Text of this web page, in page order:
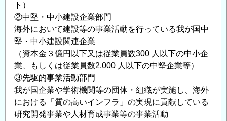
ト）
②中堅・中小建設企業部門
海外において建設等の事業活動を行っている我が国中
堅・中小建設関連企業
（資本金３億円以下又は従業員数300 人以下の中小企
業、もしくは従業員数2,000 人以下の中堅企業等）
③先駆的事業活動部門
我が国企業や学術機関等の団体・組織が実施し、海外
における「質の高いインフラ」の実現に貢献している
研究開発事業や人材育成事業等の事業活動